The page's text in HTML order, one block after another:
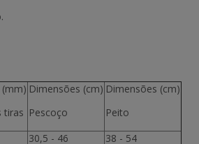
tiras
Dimensões (cm)
Pescoço
Dimensões (cm)
Peito
30,5 - 46 38 - 54